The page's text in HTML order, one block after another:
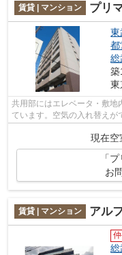
賃貸 | マンション プリ
東
都
総
築
東
共用部にはエレベータ・敷地
ています。空気の入れ替えが
に関して、自信をもって情報
現在空
「
お
賃貸 | マンション アル
総